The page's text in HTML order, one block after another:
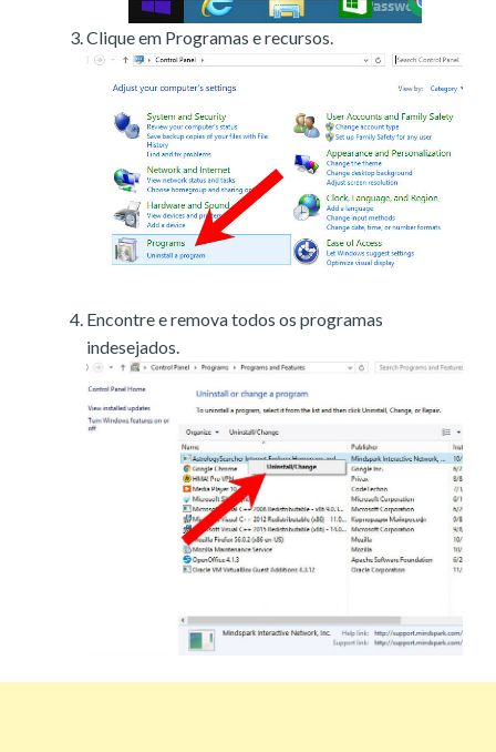
Clique em Programas e recursos.
Encontre e remova todos os programas
indesejados.